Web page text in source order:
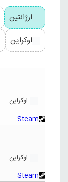
ارژانتین
اوکراین
اوکراین
Steam
اوکراین
Steam